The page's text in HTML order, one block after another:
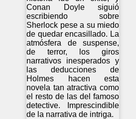
Conan Doyle siguió
escribiendo sobre
Sherlock pese a su miedo
de quedar encasillado. La
atmósfera de suspense,
de terror, los giros
narrativos inesperados y
las deducciones de
Holmes hacen esta
novela tan atractiva como
el resto de las del famoso
detective. Imprescindible
de la narrativa de intriga.